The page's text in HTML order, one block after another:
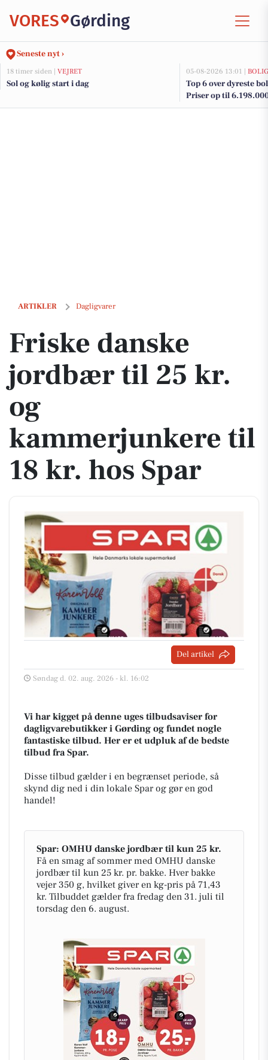
VORES Gørding
Seneste nyt ›
18 timer siden | VEJRET
Sol og kølig start i dag
05-08-2026 13:01 |
Top 6 over dyreste
Priser op til
ARTIKLER Dagligvarer
Friske danske jordbær til 25 kr. og kammerjunkere til 18 kr. hos Spar
Friske danske
jordbær til 25 kr.
og
kammerjunkere til
18 kr. hos Spar
Del artikel
Søndag d. 02. aug. 2026 - kl. 16:02
Vi har kigget på denne uges tilbudsaviser for
dagligvarebutikker i Gørding og fundet nogle
fantastiske tilbud. Her er et udpluk af de bedste
tilbud fra Spar.
Disse tilbud gælder i en begrænset periode, så
skynd dig ned i din lokale Spar og gør en god
handel!
Spar: OMHU danske jordbær til kun 25 kr.
Få en smag af sommer med OMHU danske
jordbær til kun 25 kr. pr. bakke. Hver bakke
vejer 350 g, hvilket giver en kg-pris på 71,43
kr. Tilbuddet gælder fra fredag den 31. juli til
torsdag den 6. august.